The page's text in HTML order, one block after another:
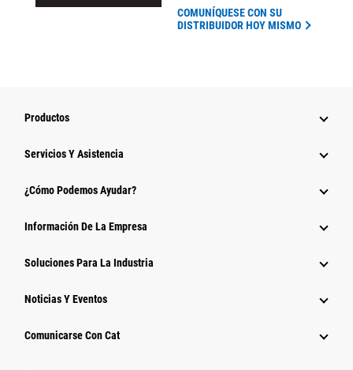
COMUNÍQUESE CON SU
DISTRIBUIDOR HOY MISMO
Productos
Servicios Y Asistencia
¿Cómo Podemos Ayudar?
Información De La Empresa
Soluciones Para La Industria
Noticias Y Eventos
Comunicarse Con Cat